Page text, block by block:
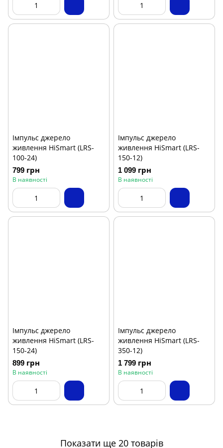
Імпульс джерело
живлення HiSmart (LRS-
100-24)
799 грн
В наявності
Імпульс джерело
живлення HiSmart (LRS-
150-12)
1 099 грн
В наявності
Імпульс джерело
живлення HiSmart (LRS-
150-24)
899 грн
В наявності
Імпульс джерело
живлення HiSmart (LRS-
350-12)
1 799 грн
В наявності
Показати ще 20 товарів